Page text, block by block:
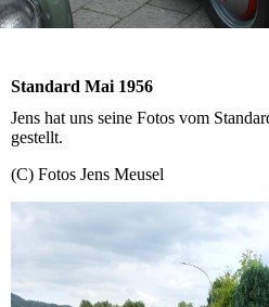
Standard Mai 1956
Jens hat uns seine Fotos vom
gestellt.
(C) Fotos Jens Meusel